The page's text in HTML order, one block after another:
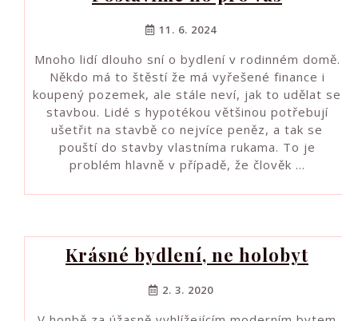
11. 6. 2024
Mnoho lidí dlouho sní o bydlení v rodinném domě.
Někdo má to štěstí že má vyřešené finance i
koupený pozemek, ale stále neví, jak to udělat se
stavbou. Lidé s hypotékou většinou potřebují
ušetřit na stavbě co nejvíce peněz, a tak se
pouští do stavby vlastníma rukama. To je
problém hlavně v případě, že člověk …
Krásné bydlení, ne holobyt
2. 3. 2020